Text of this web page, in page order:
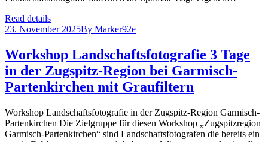
Read details
23. November 2025By Marker92e
Workshop Landschaftsfotografie 3 Tage
in der Zugspitz-Region bei Garmisch-
Partenkirchen mit Graufiltern
Workshop Landschaftsfotografie in der Zugspitz-Region Garmisch-
Partenkirchen Die Zielgruppe für diesen Workshop „Zugspitzregion
Garmisch-Partenkirchen“ sind Landschaftsfotografen die bereits ein